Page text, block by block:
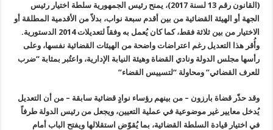
(القانون رقم 13
لسنة 2017)، يمنح رئيس الجمهورية سلطة اختيار رئيس
الجهة أو الهيئة القضائية من بين أقدم سبعة نواب، بدلاً من الأقدمية المطلقة أو
الاختيار من
بين ثلاثة فقط، كما كان يُعمل به وفقاً لتعديلات 2014 الدستورية.
وأُقر هذا التعديل رغم اعتراضات واضحة من الهيئات القضائية نفسها، وعلى
رأسها مجلس الدولة ونادي القضاة وهيئة النيابة الإدارية، واعتُبر بمثابة “ضرب
للعرف القضائي” ومحاولة “لتسييس القضاء”
وقد حذّر قضاة بارزون – من بينهم رؤساء نوادٍ قضائية سابقة – من أن التعديل
يُدخل معايير غير موضوعية في عملية التعيين، ويجعل من رئيس الدولة طرفاً
في اختيار قيادة السلطة القضائية، بما يُقوّض استقلالها ويفتح الباب أمام